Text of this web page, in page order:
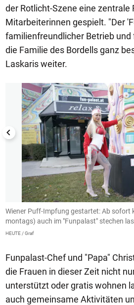
der Rotlicht-Szene eine zentrale
Mitarbeiterinnen gespielt. "Der
familienfreundlicher Betrieb und
die Familie des Bordells ganz
Laskaris weiter.
1/7
Wiener Puff-Impfung gestartet: Ab sofort
montags) auch im "Funpalast" stechen
HEUTE / Graf
Funpalast-Chef und "Papa"
die Frauen in dieser Zeit nicht
unterstützt oder gratis wohnen
auch gemeinsame Aktivitäten